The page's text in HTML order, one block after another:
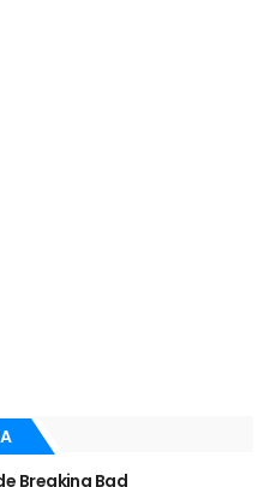
Breaking Bad